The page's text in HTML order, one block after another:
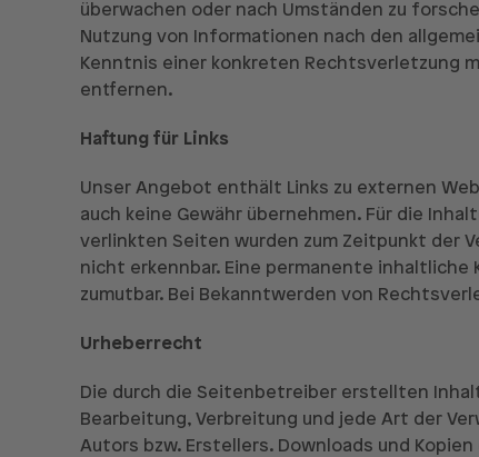
überwachen oder nach Umständen zu
Nutzung von Informationen nach den
Kenntnis einer konkreten Rechtsverletzung
entfernen.
Haftung für Links
Unser Angebot enthält Links zu externen
auch keine Gewähr übernehmen. Für die
verlinkten Seiten wurden zum Zeitpunkt der
nicht erkennbar. Eine permanente
zumutbar. Bei Bekanntwerden von
Urheberrecht
Die durch die Seitenbetreiber erstellten
Bearbeitung, Verbreitung und jede Art der
Autors bzw. Erstellers. Downloads und